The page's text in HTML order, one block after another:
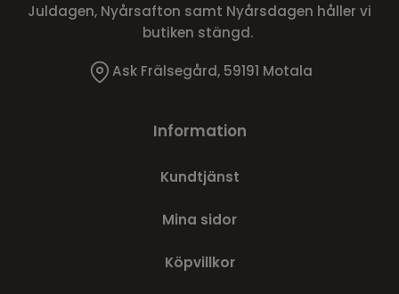
Juldagen, Nyårsafton samt Nyårsdagen håller vi
butiken stängd.
Ask Frälsegård, 59191 Motala
Information
Kundtjänst
Mina sidor
Köpvillkor